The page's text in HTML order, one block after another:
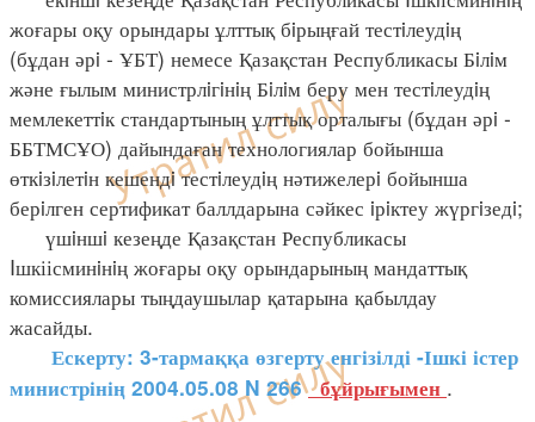
жоғары оқу орындары ұлттық бiрыңғай тестiлеудiң
(бұдан әрi - ҰБТ) немесе Қазақстан Республикасы Бiлiм
және ғылым министрлiгiнiң Бiлiм беру мен тестiлеудiң
мемлекеттiк стандартының ұлттық орталығы (бұдан әрi -
ББТМСҰО) дайындаған технологиялар бойынша
өткiзiлетiн кешендi тестiлеудiң нәтижелерi бойынша
берiлген сертификат баллдарына сәйкес iрiктеу жүргiзедi;
үшiншi кезеңде Қазақстан Республикасы
Iшкіісминiнiң жоғары оқу орындарының мандаттық
комиссиялары тыңдаушылар қатарына қабылдау
жасайды.
Ескерту: 3-тармаққа өзгерту енгізілді -Ішкі істер
министрінің 2004.05.08 N 266бұйрығымен .